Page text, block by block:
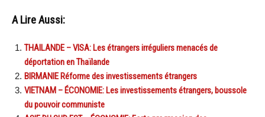
A Lire Aussi:
THAILANDE – VISA: Les étrangers irréguliers menacés de
déportation en Thaïlande
BIRMANIE Réforme des investissements étrangers
VIETNAM – ÉCONOMIE: Les investissements étrangers, boussole
du pouvoir communiste